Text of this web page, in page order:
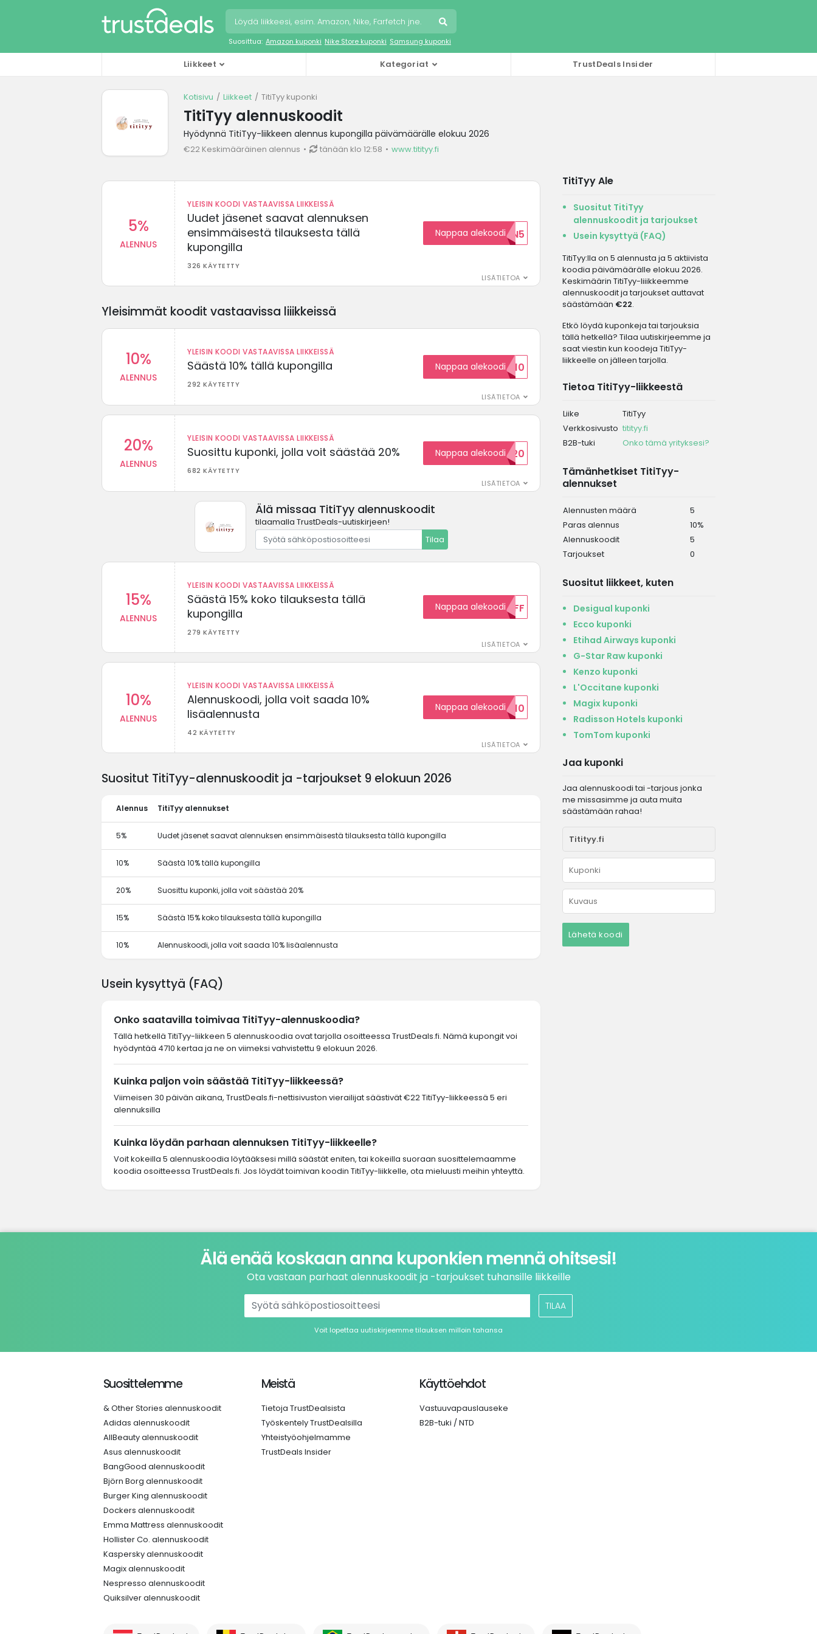
Suosittua: Amazon kuponki Nike Store kuponki Samsung kuponki
Liikkeet Kategoriat TrustDeals Insider
Kotisivu Liikkeet TitiTyy kuponki
TitiTyy alennuskoodit
Hyödynnä TitiTyy-liikkeen alennus kupongilla päivämäärälle elokuu 2026
€22 Keskimääräinen alennus tänään klo 12:58 www.titityy.fi
5%
ALENNUS
YLEISIN KOODI VASTAAVISSA LIIKKEISSÄ
Uudet jäsenet saavat alennuksen
ensimmäisestä tilauksesta tällä
kupongilla
326 KÄYTETTY
LISÄTIETOA
Nappaa alekoodi
ALENNUKSEN5
Yleisimmät koodit vastaavissa liiikkeissä
10%
ALENNUS
YLEISIN KOODI VASTAAVISSA LIIKKEISSÄ
Säästä 10% tällä kupongilla
292 KÄYTETTY
LISÄTIETOA
Nappaa alekoodi
KOODID10
20%
ALENNUS
YLEISIN KOODI VASTAAVISSA LIIKKEISSÄ
Suosittu kuponki, jolla voit säästää 20%
682 KÄYTETTY
LISÄTIETOA
Nappaa alekoodi
WELCOME20
Älä missaa TitiTyy alennuskoodit
tilaamalla TrustDeals-uutiskirjeen!
Tilaa
15%
ALENNUS
YLEISIN KOODI VASTAAVISSA LIIKKEISSÄ
Säästä 15% koko tilauksesta tällä
kupongilla
279 KÄYTETTY
LISÄTIETOA
Nappaa alekoodi15OFF
10%
ALENNUS
YLEISIN KOODI VASTAAVISSA LIIKKEISSÄ
Alennuskoodi, jolla voit saada 10%
lisäalennusta
42 KÄYTETTY
LISÄTIETOA
Nappaa alekoodi
ALENNUSKOODID10
TitiTyy Ale
Suositut TitiTyy
alennuskoodit ja tarjoukset
Usein kysyttyä (FAQ)
TitiTyy:lla on 5 alennusta ja 5 aktiivista
koodia päivämäärälle elokuu 2026.
Keskimäärin TitiTyy-liiikkeemme
alennuskoodit ja tarjoukset auttavat
säästämään €22.
Etkö löydä kuponkeja tai tarjouksia
tällä hetkellä? Tilaa uutiskirjeemme ja
saat viestin kun koodeja TitiTyy-
liikkeelle on jälleen tarjolla.
Tietoa TitiTyy-liikkeestä
Liike
TitiTyy
Verkkosivusto titityy.fi
B2B-tuki
Onko tämä yrityksesi?
Tämänhetkiset TitiTyy-
alennukset
Alennusten määrä
5
Paras alennus
10%
Alennuskoodit
5
Tarjoukset
0
Suositut liikkeet, kuten
Desigual kuponki
Ecco kuponki
Etihad Airways kuponki
G-Star Raw kuponki
Kenzo kuponki
L'Occitane kuponki
Magix kuponki
Radisson Hotels kuponki
TomTom kuponki
Jaa kuponki
Jaa alennuskoodi tai -tarjous jonka
me missasimme ja auta muita
säästämään rahaa!
Lähetä koodi
Suositut TitiTyy-alennuskoodit ja -tarjoukset 9 elokuun 2026
Alennus TitiTyy alennukset
5% Uudet jäsenet saavat alennuksen ensimmäisestä tilauksesta tällä kupongilla
10% Säästä 10% tällä kupongilla
20% Suosittu kuponki, jolla voit säästää 20%
15% Säästä 15% koko tilauksesta tällä kupongilla
10% Alennuskoodi, jolla voit saada 10% lisäalennusta
Usein kysyttyä (FAQ)
Onko saatavilla toimivaa TitiTyy-alennuskoodia?
Tällä hetkellä TitiTyy-liikkeen 5 alennuskoodia ovat tarjolla osoitteessa TrustDeals.fi. Nämä kupongit voi
hyödyntää 4710 kertaa ja ne on viimeksi vahvistettu 9 elokuun 2026.
Kuinka paljon voin säästää TitiTyy-liikkeessä?
Viimeisen 30 päivän aikana, TrustDeals.fi-nettisivuston vierailijat säästivät €22 TitiTyy-liikkeessä 5 eri
alennuksilla
Kuinka löydän parhaan alennuksen TitiTyy-liikkeelle?
Voit kokeilla 5 alennuskoodia löytääksesi millä säästät eniten, tai kokeilla suoraan suosittelemaamme
koodia osoitteessa TrustDeals.fi. Jos löydät toimivan koodin TitiTyy-liikkelle, ota mieluusti meihin yhteyttä.
Älä enää koskaan anna kuponkien mennä ohitsesi!
Ota vastaan parhaat alennuskoodit ja -tarjoukset tuhansille liikkeille
TILAA
Voit lopettaa uutiskirjeemme tilauksen milloin tahansa
Suosittelemme
& Other Stories alennuskoodit
Adidas alennuskoodit
AllBeauty alennuskoodit
Asus alennuskoodit
BangGood alennuskoodit
Björn Borg alennuskoodit
Burger King alennuskoodit
Dockers alennuskoodit
Emma Mattress alennuskoodit
Hollister Co. alennuskoodit
Kaspersky alennuskoodit
Magix alennuskoodit
Nespresso alennuskoodit
Quiksilver alennuskoodit
Meistä
Tietoja TrustDealsista
Työskentely TrustDealsilla
Yhteistyöohjelmamme
TrustDeals Insider
Käyttöehdot
Vastuuvapauslauseke
B2B-tuki / NTD